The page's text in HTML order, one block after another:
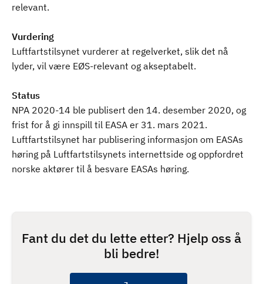
relevant.
Vurdering
Luftfartstilsynet vurderer at regelverket, slik det nå
lyder, vil være EØS-relevant og akseptabelt.
Status
NPA 2020-14 ble publisert den 14. desember 2020, og
frist for å gi innspill til EASA er 31. mars 2021.
Luftfartstilsynet har publisering informasjon om EASAs
høring på Luftfartstilsynets internettside og oppfordret
norske aktører til å besvare EASAs høring.
Fant du det du lette etter? Hjelp oss å
bli bedre!